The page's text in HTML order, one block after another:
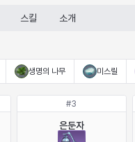
스킬 소개
생명의 나무 미스릴
#3
은둔자